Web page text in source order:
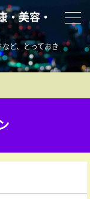
・美容・
ど、とっておき